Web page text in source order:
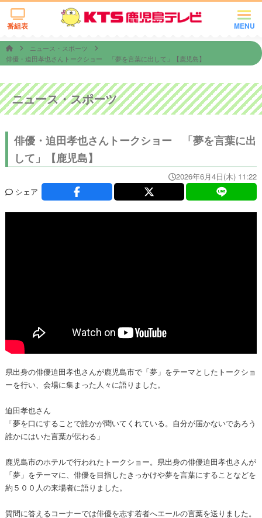
MENU
番組表
ニュース・スポーツ
俳優・迫田孝也さんトークショー 「夢を言葉に出して」【鹿児島】
ニュース・スポーツ
俳優・迫田孝也さんトークショー 「夢を言葉に出
して」【鹿児島】
2026年6月4日(木) 11:22
シェア
県出身の俳優迫田孝也さんが鹿児島市で「夢」をテーマとしたトークショ
ーを行い、会場に集まった人々に語りました。
迫田孝也さん
「夢を口にすることで誰かが聞いてくれている。自分が届かないであろう
誰かにはいた言葉が伝わる」
鹿児島市のホテルで行われたトークショー。県出身の俳優迫田孝也さんが
「夢」をテーマに、俳優を目指したきっかけや夢を言葉にすることなどを
約５００人の来場者に語りました。
質問に答えるコーナーでは俳優を志す若者へエールの言葉を送りました。